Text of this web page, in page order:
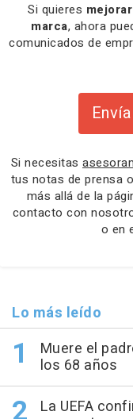
Si quieres
marca, ahora
comunicados de
Si necesitas
tus notas de prensa o
más allá de la
contacto con
o en
Lo más leído
Muere el
los 68 años
La UEFA